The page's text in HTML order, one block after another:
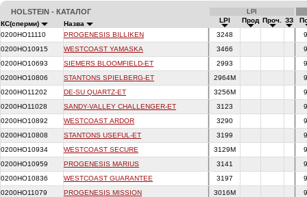
HOLSTEIN - КАТАЛОГ LPI
КС(сперми) Назва LPI Прод Проч. ЗЗ
0200HO11110
PROGENESIS BILLIKEN 3248
0200HO10915
WESTCOAST YAMASKA 3466
0200HO10693
SIEMERS BLOOMFIELD-ET 2993
0200HO10806
STANTONS SPIELBERG-ET 2964M
0200HO11202
DE-SU QUARTZ-ET 3256M
0200HO11028
SANDY-VALLEY CHALLENGER-ET 3123
0200HO10892
WESTCOAST ARDOR 3290
0200HO10808
STANTONS USEFUL-ET 3199
0200HO10934
WESTCOAST SECURE 3129M
0200HO10959
PROGENESIS MARIUS 3141
0200HO10836
WESTCOAST GUARANTEE 3197
0200HO11079
PROGENESIS MISSION 3016M